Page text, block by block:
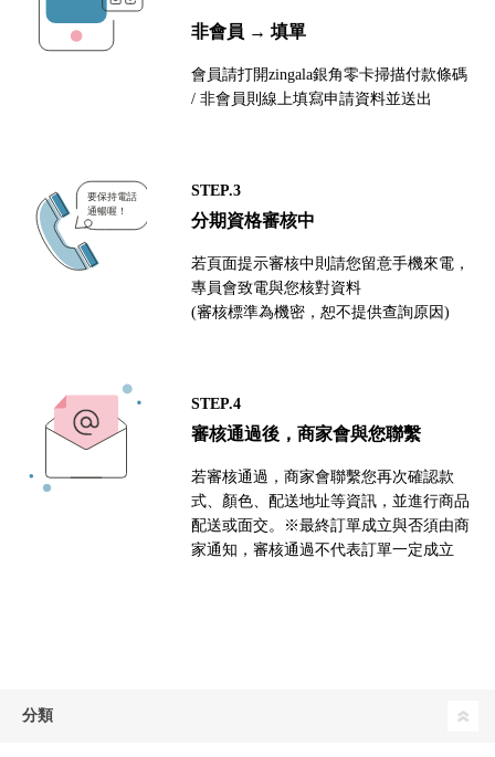
非會員 → 填單
會員請打開zingala銀角零卡掃描付款條碼
/ 非會員則線上填寫申請資料並送出
STEP.3
分期資格審核中
若頁面提示審核中則請您留意手機來電，
專員會致電與您核對資料
(審核標準為機密，恕不提供查詢原因)
STEP.4
審核通過後，商家會與您聯繫
若審核通過，商家會聯繫您再次確認款
式、顏色、配送地址等資訊，並進行商品
配送或面交。※最終訂單成立與否須由商
家通知，審核通過不代表訂單一定成立
分類